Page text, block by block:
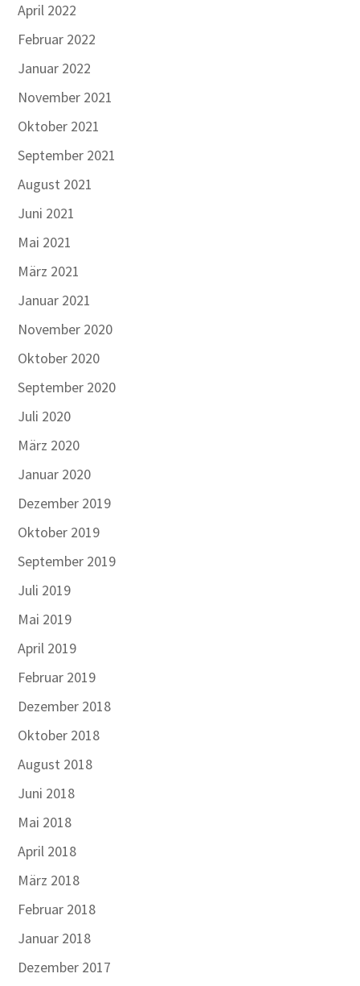
April 2022
Februar 2022
Januar 2022
November 2021
Oktober 2021
September 2021
August 2021
Juni 2021
Mai 2021
März 2021
Januar 2021
November 2020
Oktober 2020
September 2020
Juli 2020
März 2020
Januar 2020
Dezember 2019
Oktober 2019
September 2019
Juli 2019
Mai 2019
April 2019
Februar 2019
Dezember 2018
Oktober 2018
August 2018
Juni 2018
Mai 2018
April 2018
März 2018
Februar 2018
Januar 2018
Dezember 2017